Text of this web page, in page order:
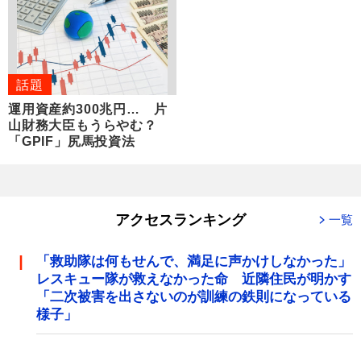
話題
運用資産約300兆円… 片
山財務大臣もうらやむ？
「GPIF」尻馬投資法
アクセスランキング 一覧
「救助隊は何もせんで、満足に声かけしなかった」
レスキュー隊が救えなかった命 近隣住民が明かす
「二次被害を出さないのが訓練の鉄則になっている
様子」